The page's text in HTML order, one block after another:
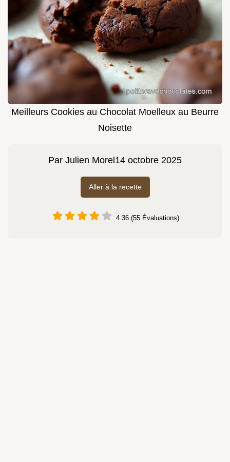
Meilleurs Cookies au Chocolat Moelleux au Beurre
Noisette
Par Julien Morel 14 octobre 2025
Aller à la recette
4.36 (55 Évaluations)